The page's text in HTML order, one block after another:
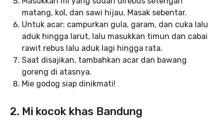
matang, kol, dan sawi hijau. Masak sebentar.
Untuk acar: campurkan gula, garam, dan cuka lalu
aduk hingga larut, lalu masukkan timun dan cabai
rawit rebus lalu aduk lagi hingga rata.
Saat disajikan, tambahkan acar dan bawang
goreng di atasnya.
Mie godog siap dinikmati!
2. Mi kocok khas Bandung